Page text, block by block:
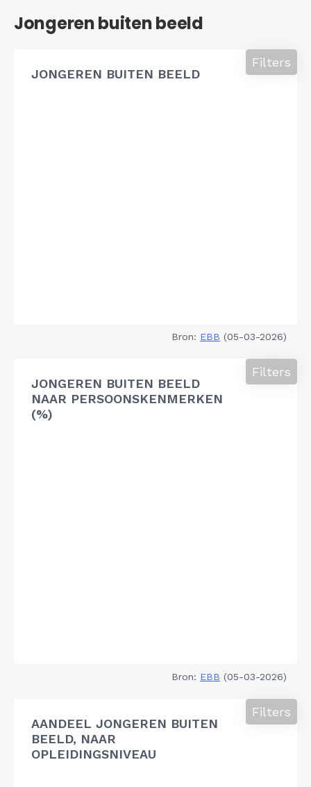
Jongeren buiten beeld
JONGEREN BUITEN BEELD
Filters
Bron: EBB (05-03-2026)
JONGEREN BUITEN BEELD
NAAR PERSOONSKENMERKEN
(%)
Filters
Bron: EBB (05-03-2026)
AANDEEL JONGEREN BUITEN
BEELD, NAAR
OPLEIDINGSNIVEAU
Filters